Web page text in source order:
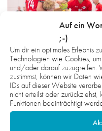
Auf ein
;-)
Um dir ein optimales Erlebnis
Technologien wie Cookies,
und/oder darauf zuzugreifen.
zustimmst, können wir Daten
IDs auf dieser Website
nicht erteilst oder
Funktionen beeinträchtigt
Hinweis:
Die Fotos auf der
geschützt und nicht zur